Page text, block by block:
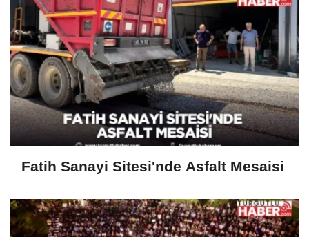
Fatih Sanayi Sitesi'nde Asfalt Mesaisi